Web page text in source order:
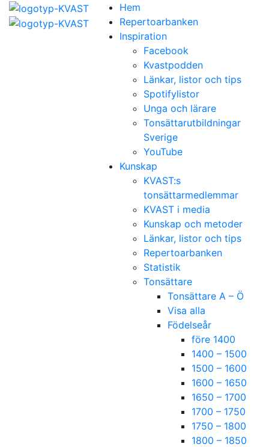
Hem
Repertoarbanken
Inspiration
Facebook
Kvastpodden
Länkar, listor och tips
Spotifylistor
Unga och lärare
Tonsättarutbildningar
Sverige
YouTube
Kunskap
KVAST:s
tonsättarmedlemmar
KVAST i media
Kunskap och metoder
Länkar, listor och tips
Repertoarbanken
Statistik
Tonsättare
Tonsättare A – Ö
Visa alla
Födelseår
före 1400
1400 – 1500
1500 – 1600
1600 – 1650
1650 – 1700
1700 – 1750
1750 – 1800
1800 – 1850